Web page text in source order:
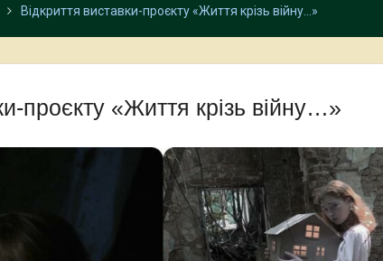
Відкриття виставки-проєкту «Життя крізь війну…»
проєкту «Життя крізь війну…»